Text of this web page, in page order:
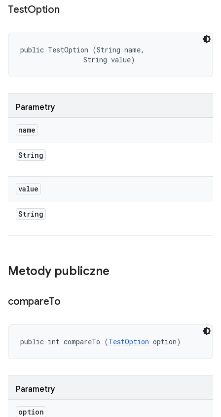
TestOption
public TestOption (String name,
                String value)
Parametry
name
String
value
String
Metody publiczne
compareTo
public int compareTo (TestOption option)
Parametry
option